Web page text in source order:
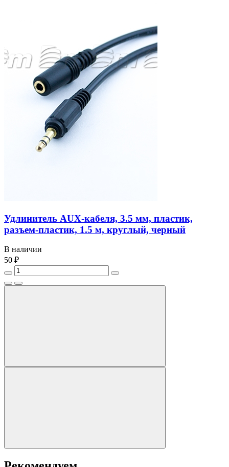
Удлинитель AUX-кабеля, 3.5 мм, пластик,
разъем-пластик, 1.5 м, круглый, черный
В наличии
50 ₽